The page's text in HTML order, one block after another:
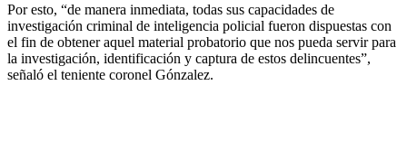
Por esto, “de manera inmediata, todas sus capacidades de
investigación criminal de inteligencia policial fueron dispuestas con
el fin de obtener aquel material probatorio que nos pueda servir para
la investigación, identificación y captura de estos delincuentes”,
señaló el teniente coronel Gónzalez.